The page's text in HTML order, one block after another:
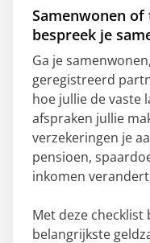
Samenwonen of
bespreek je
Ga je
geregistreerd
hoe jullie de vaste
afspraken jullie
verzekeringen je
pensioen,
inkomen
Met deze
belangrijkste